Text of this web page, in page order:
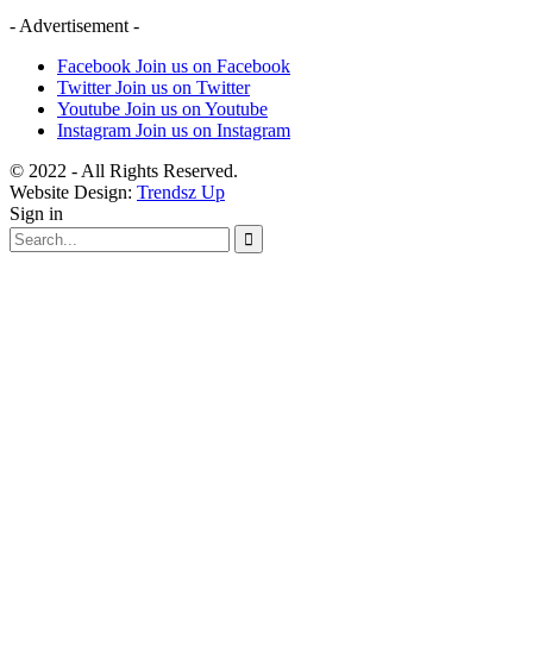
- Advertisement -
Facebook Join us on Facebook
Twitter Join us on Twitter
Youtube Join us on Youtube
Instagram Join us on Instagram
© 2022 - All Rights Reserved.
Website Design: Trendsz Up
Sign in